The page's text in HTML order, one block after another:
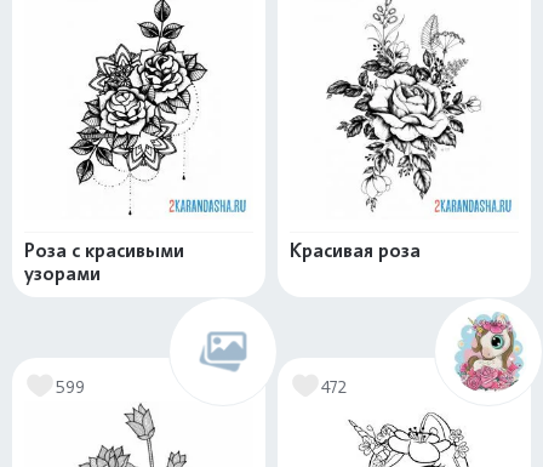
Роза с красивыми
узорами
Красивая роза
599 472